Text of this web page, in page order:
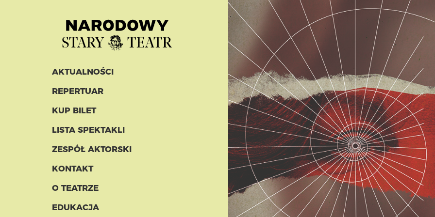
AKTUALNOŚCI
REPERTUAR
KUP BILET
LISTA SPEKTAKLI
ZESPÓŁ AKTORSKI
KONTAKT
O TEATRZE
EDUKACJA